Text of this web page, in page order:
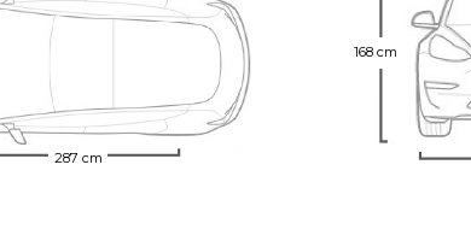
287 cm
168 cm